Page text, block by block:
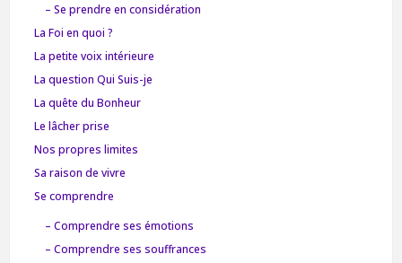
– Se prendre en considération
La Foi en quoi ?
La petite voix intérieure
La question Qui Suis-je
La quête du Bonheur
Le lâcher prise
Nos propres limites
Sa raison de vivre
Se comprendre
– Comprendre ses émotions
– Comprendre ses souffrances